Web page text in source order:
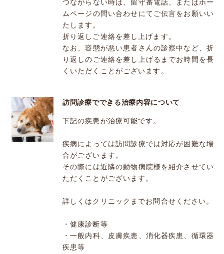
つながらない時は、留守番電話、またはホー
ムページの問い合わせにてご伝言をお願いい
たします。
折り返しご連絡を差し上げます。
なお、容態が悪い患者さんの診察中など、折
り返しのご連絡を差し上げるまでお時間を長
くいただくことがございます。
訪問診療でできる治療内容について
下記の疾患が治療可能です。
疾病によっては訪問診療では対応が困難な場
合がございます。
その際には近隣の動物病院様を紹介させてい
ただくことがございます。
詳しくはクリニックまでお問合せください。
・健康診断等
・一般内科、皮膚疾患、消化器疾患、循環器
疾患等